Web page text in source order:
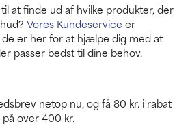
at finde ud af hvilke produkter, der
Vores Kundeservice er
er her for at hjælpe dig med at
passer bedst til dine behov.
netop nu, og få 80 kr. i rabat
over 400 kr.